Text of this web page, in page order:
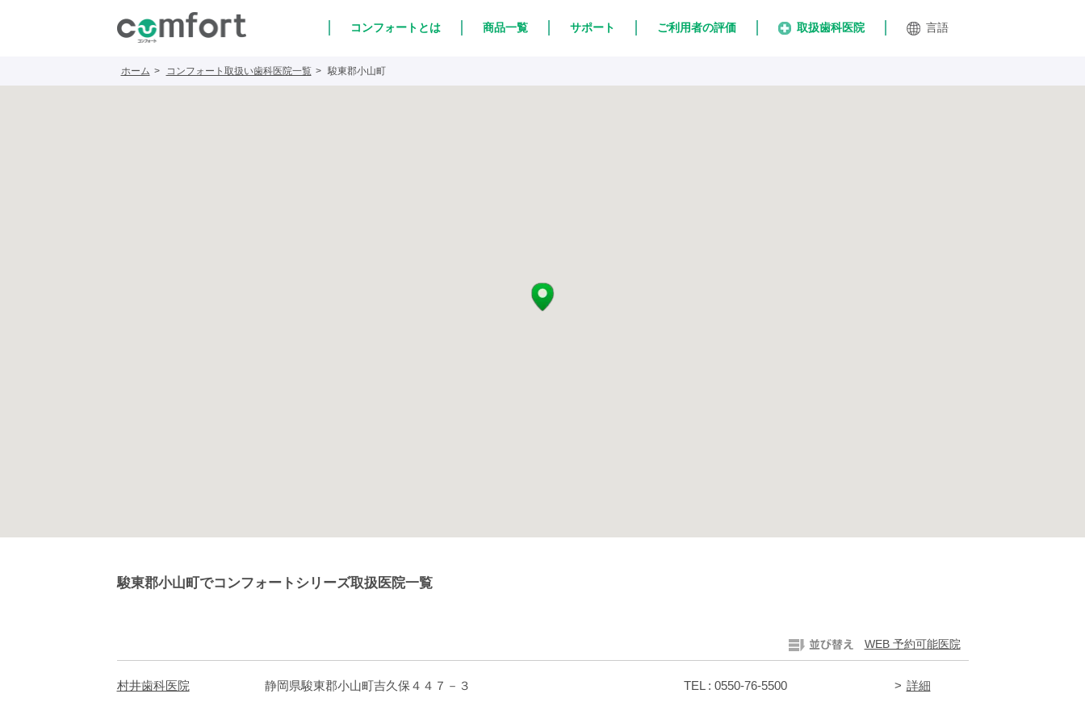
コンフォートとは 商品一覧 サポート ご利用者の評価 取扱歯科医院 言語
ホーム コンフォート取扱い歯科医院一覧 駿東郡小山町
駿東郡小山町でコンフォートシリーズ取扱医院一覧
WEB 予約可能医院
村井歯科医院 静岡県駿東郡小山町吉久保４４７－３ TEL : 0550-76-5500 詳細